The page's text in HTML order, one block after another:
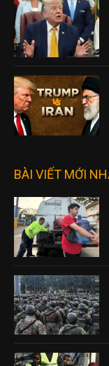
BÀI VIẾT MỚI